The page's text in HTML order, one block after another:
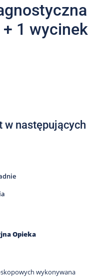
1 wycinek
w następujących
Opieka
wykonywana